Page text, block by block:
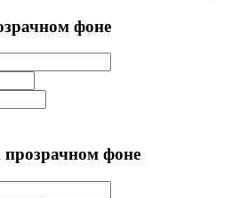
фоне
фоне